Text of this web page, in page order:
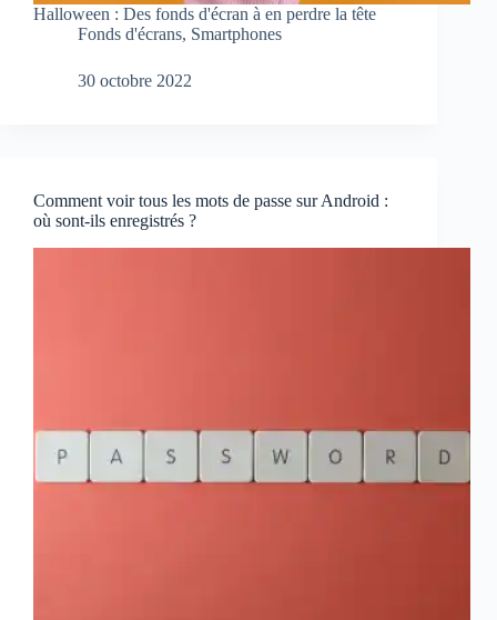
Halloween : Des fonds d'écran à en perdre la tête
Fonds d'écrans, Smartphones
30 octobre 2022
Comment voir tous les mots de passe sur Android :
où sont-ils enregistrés ?